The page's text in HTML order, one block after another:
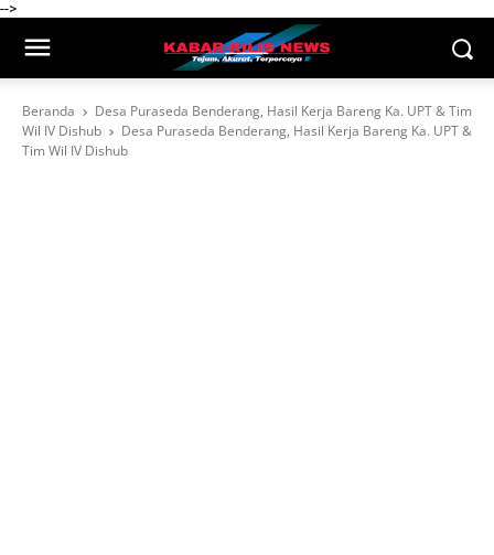
-->
Beranda
Desa Puraseda Benderang, Hasil Kerja Bareng Ka. UPT & Tim
Wil IV Dishub
Desa Puraseda Benderang, Hasil Kerja Bareng Ka. UPT &
Tim Wil IV Dishub